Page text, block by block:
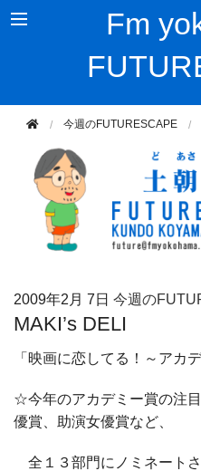
Fm
今週のFUTURESCAPE
2009年2月 7日 今週の
MAKI’s DELI
「映画に恋してる！～アカ
☆今年のアカデミー賞の注
優賞、助演女優賞など、
全１３部門にノミネートさ